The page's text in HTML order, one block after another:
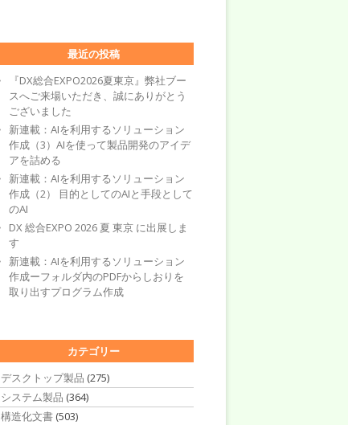
最近の投稿
『DX総合EXPO2026夏東京』弊社ブー
スへご来場いただき、誠にありがとう
ございました
新連載：AIを利用するソリューション
作成（3）AIを使って製品開発のアイデ
アを詰める
新連載：AIを利用するソリューション
作成（2） 目的としてのAIと手段として
のAI
DX 総合EXPO 2026 夏 東京 に出展しま
す
新連載：AIを利用するソリューション
作成ーフォルダ内のPDFからしおりを
取り出すプログラム作成
カテゴリー
デスクトップ製品 (275)
システム製品 (364)
構造化文書 (503)